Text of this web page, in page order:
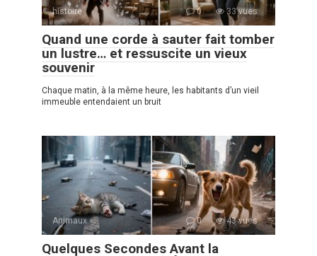
histoire 0 33 vues
Quand une corde à sauter fait tomber
un lustre… et ressuscite un vieux
souvenir
Chaque matin, à la même heure, les habitants d’un vieil
immeuble entendaient un bruit
Animaux 0 43 vues
Quelques Secondes Avant la